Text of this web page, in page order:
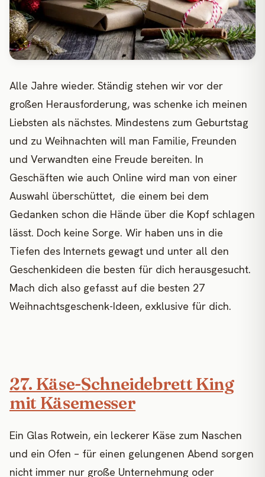
Alle Jahre wieder. Ständig stehen wir vor der
großen Herausforderung, was schenke ich meinen
Liebsten als nächstes. Mindestens zum Geburtstag
und zu Weihnachten will man Familie, Freunden
und Verwandten eine Freude bereiten. In
Geschäften wie auch Online wird man von einer
Auswahl überschüttet, die einem bei dem
Gedanken schon die Hände über die Kopf schlagen
lässt. Doch keine Sorge. Wir haben uns in die
Tiefen des Internets gewagt und unter all den
Geschenkideen die besten für dich herausgesucht.
Mach dich also gefasst auf die besten 27
Weihnachtsgeschenk-Ideen, exklusive für dich.
27. Käse-Schneidebrett King
mit Käsemesser
Ein Glas Rotwein, ein leckerer Käse zum Naschen
und ein Ofen – für einen gelungenen Abend sorgen
nicht immer nur große Unternehmung oder